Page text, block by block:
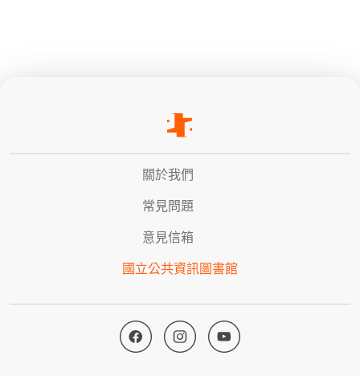
關於我們
常見問題
意見信箱
國立公共資訊圖書館